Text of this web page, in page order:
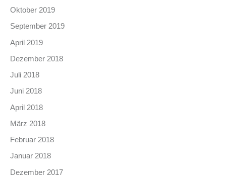
Oktober 2019
September 2019
April 2019
Dezember 2018
Juli 2018
Juni 2018
April 2018
März 2018
Februar 2018
Januar 2018
Dezember 2017